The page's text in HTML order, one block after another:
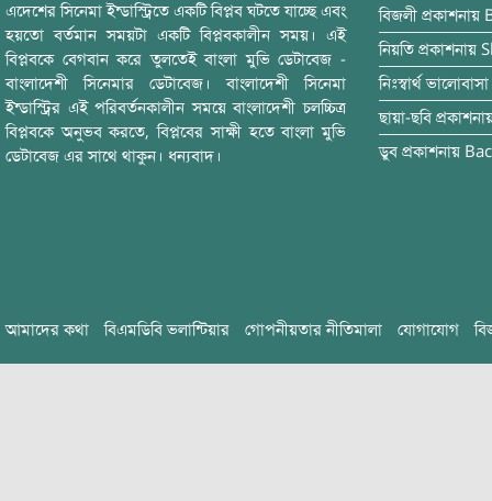
এদেশের সিনেমা ইন্ডাস্ট্রিতে একটি বিপ্লব ঘটতে যাচ্ছে এবং
হয়তো বর্তমান সময়টা একটি বিপ্লবকালীন সময়। এই
বিপ্লবকে বেগবান করে তুলতেই বাংলা মুভি ডেটাবেজ -
বাংলাদেশী সিনেমার ডেটাবেজ। বাংলাদেশী সিনেমা
ইন্ডাস্ট্রির এই পরিবর্তনকালীন সময়ে বাংলাদেশী চলচ্চিত্র
বিপ্লবকে অনুভব করতে, বিপ্লবের সাক্ষী হতে বাংলা মুভি
ডেটাবেজ এর সাথে থাকুন। ধন্যবাদ।
বিজলী প্রকাশনায়
নিয়তি প্রকাশনায়
নিঃস্বার্থ ভালোবাসা
ছায়া-ছবি
ডুব প্রকাশনায়
আমাদের কথা বিএমডিবি ভলান্টিয়ার গোপনীয়তার নীতিমালা যোগাযোগ